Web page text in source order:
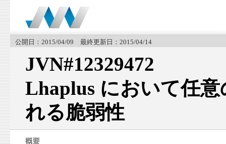
公開日：2015/04/09 最終更新日：2015/04/14
JVN#12329472
Lhaplus において任
れる脆弱性